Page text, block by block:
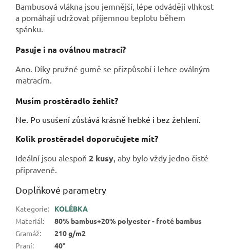
Bambusová vlákna jsou jemnější, lépe odvádějí vlhkost
a pomáhají udržovat příjemnou teplotu během
spánku.
Pasuje i na oválnou matraci?
Ano. Díky pružné gumě se přizpůsobí i lehce oválným
matracím.
Musím prostěradlo žehlit?
Ne. Po usušení zůstává krásně hebké i bez žehlení.
Kolik prostěradel doporučujete mít?
Ideální jsou alespoň 2 kusy , aby bylo vždy jedno čisté
připravené.
Doplňkové parametry
Kategorie:
KOLÉBKA
Materiál:
80% bambus+20% polyester - froté bambus
Gramáž:
210 g/m2
Praní:
40°